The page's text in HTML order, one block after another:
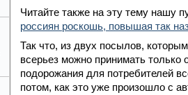
Читайте также на эту тему нашу
россиян роскошь, повышая так
Так что, из двух посылов,
всерьез можно принимать только
подорожания для потребителей
потом, как это уже произошло с